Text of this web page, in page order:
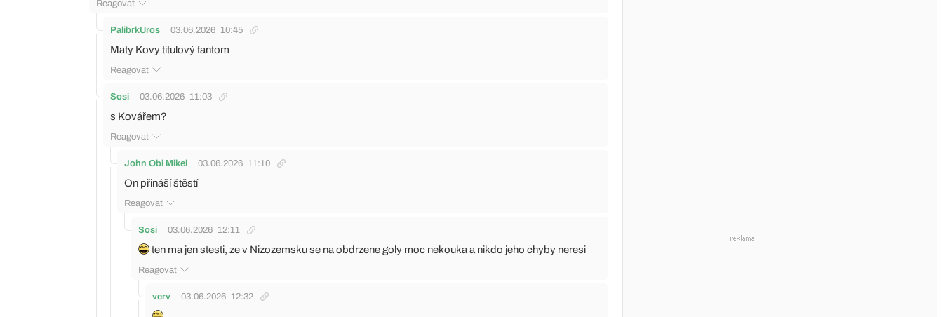
Reagovat
PalibrkUros 03.06.2026 10:45
Maty Kovy titulový fantom
Reagovat
Sosi 03.06.2026 11:03
s Kovářem?
Reagovat
John Obi Mikel 03.06.2026 11:10
On přináší štěstí
Reagovat
Sosi 03.06.2026 12:11
ten ma jen stesti, ze v Nizozemsku se na obdrzene goly moc nekouka a nikdo jeho chyby neresi
Reagovat
verv 03.06.2026 12:32